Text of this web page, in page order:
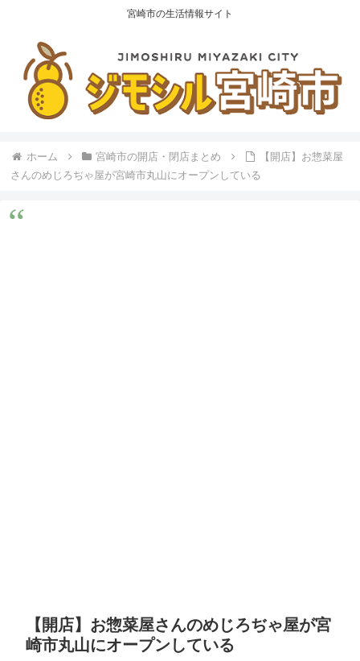
宮崎市の生活情報サイト
ホーム 宮崎市の開店・閉店まとめ
【開店】お惣菜屋
さんのめじろぢゃ屋が宮崎市丸山にオープンしている
【開店】お惣菜屋さんのめじろぢゃ屋が宮
崎市丸山にオープンしている